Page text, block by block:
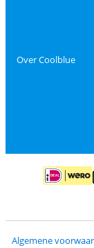
Over Coolblue
Betalen
Algemene